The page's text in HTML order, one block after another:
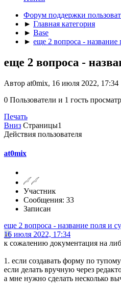
Форум поддержки
► Главная категория
► Base
► еще 2 вопроса - название
еще 2 вопроса -
Автор at0mix, 16 июля 2022, 17:34
0 Пользователи и 1 гость
Печать
Вниз Страницы1
Действия пользователя
at0mix
Участник
Сообщения: 33
Записан
еще 2 вопроса - название поля и
16 июля 2022, 17:34
к сожалению документация на
1. если создавать форму по
если делать вручную через
а мне нужно сделать несколько